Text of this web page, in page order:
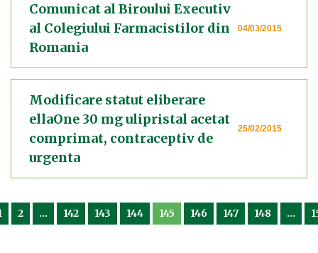
Comunicat al Biroului Executiv
al Colegiului Farmacistilor din
Romania
04/03/2015
Modificare statut eliberare
ellaOne 30 mg ulipristal acetat
comprimat, contraceptiv de
urgenta
25/02/2015
2 ... 142 143 144 145 146 147 148 ...